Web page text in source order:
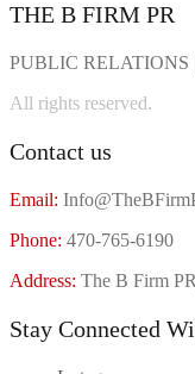
THE B FIRM PR
PUBLIC
All rights reserved.
Contact us
Email:
Phone: 470-765-6190
Address: The B Firm
Stay Connected